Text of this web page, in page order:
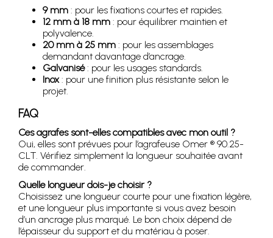
9 mm : pour les fixations courtes et rapides.
12 mm à 18 mm : pour équilibrer maintien et
polyvalence.
20 mm à 25 mm : pour les assemblages
demandant davantage d’ancrage.
Galvanisé: pour les usages standards.
Inox: pour une finition plus résistante selon le
projet.
FAQ
Ces agrafes sont-elles compatibles avec mon outil ?
Oui, elles sont prévues pour l’agrafeuse Omer ® 90.25-
CLT. Vérifiez simplement la longueur souhaitée avant
de commander.
Quelle longueur dois-je choisir ?
Choisissez une longueur courte pour une fixation légère,
et une longueur plus importante si vous avez besoin
d’un ancrage plus marqué. Le bon choix dépend de
l’épaisseur du support et du matériau à poser.